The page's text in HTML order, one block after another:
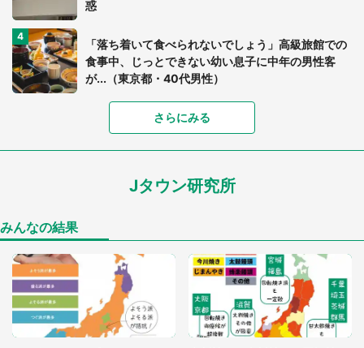
惑
「落ち着いて食べられないでしょう」高級旅館での
食事中、じっとできない幼い息子に中年の男性客
が...（東京都・40代男性）
「富豪すぎ」1歳息子の〝店頭駄々こね〟の内容に1.
7万人驚がく 「お菓子売り場ならまだしも...」「ハ
ードル高い」
「閉所恐怖症の私は新幹線で大パニック。隣席の青
「ゾワゾワする」「本当に気持ち悪い」 道端でバ
グっちゃってた〝野生の野菜〟に6.5万人戦慄
さらにみる
Jタウン研究所
みんなの結果